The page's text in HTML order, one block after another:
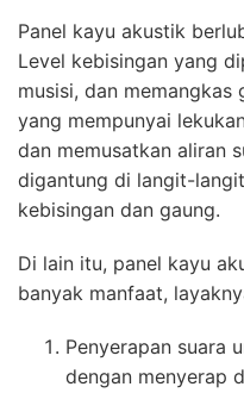
Panel kayu akustik
Level kebisingan yang
musisi, dan memangkas
yang mempunyai
dan memusatkan aliran
digantung di langit-
kebisingan dan gaung.
Di lain itu, panel kayu
banyak manfaat,
Penyerapan suara
dengan menyerap